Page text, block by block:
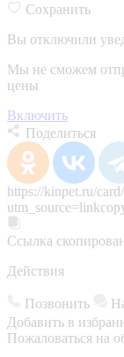
Сохранить
Вы отключили
Мы не сможем
цены
Включить
Поделиться
https://kinpet.ru/
Ссылка
Действия
Позвонить
Добавить в
Пожаловаться на